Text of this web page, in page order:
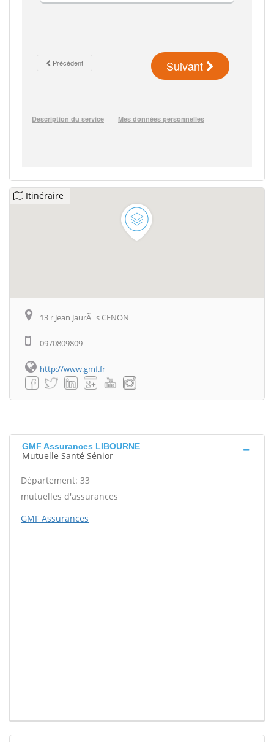
Itinéraire
13 r Jean JaurÃ¨s CENON
0970809809
http://www.gmf.fr
GMF Assurances LIBOURNE
Mutuelle Santé Sénior
Département: 33
mutuelles d'assurances
GMF Assurances